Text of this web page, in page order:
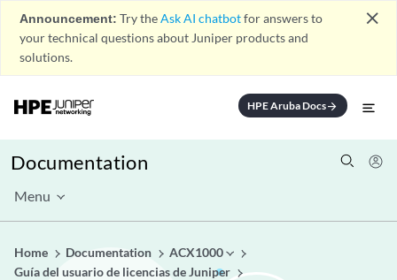
Announcement: Try theAsk AI chatbotfor answers to
your technical questions about Juniper products and
solutions.
close
HPE Aruba Docsarrow_forward
Documentation
Menu
Home Documentation
ACX1000
Guía del usuario de licencias de Juniper